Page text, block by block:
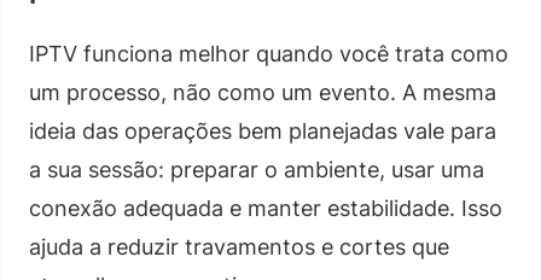
IPTV funciona melhor quando você trata como
um processo, não como um evento. A mesma
ideia das operações bem planejadas vale para
a sua sessão: preparar o ambiente, usar uma
conexão adequada e manter estabilidade. Isso
ajuda a reduzir travamentos e cortes que